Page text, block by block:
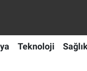
Teknoloji